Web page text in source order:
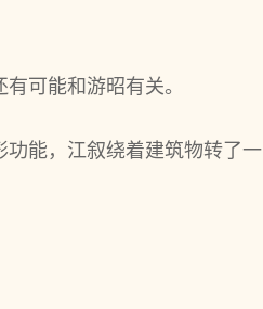
可能和游昭有关。
能，江叙绕着建筑物转了一